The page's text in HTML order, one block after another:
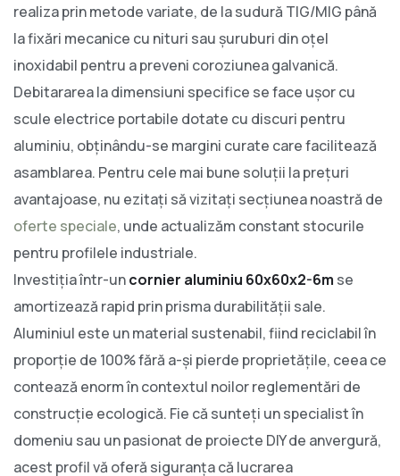
realiza prin metode variate, de la sudură TIG/MIG până
la fixări mecanice cu nituri sau șuruburi din oțel
inoxidabil pentru a preveni coroziunea galvanică.
Debitararea la dimensiuni specifice se face ușor cu
scule electrice portabile dotate cu discuri pentru
aluminiu, obținându-se margini curate care facilitează
asamblarea. Pentru cele mai bune soluții la prețuri
avantajoase, nu ezitați să vizitați secțiunea noastră de
oferte speciale, unde actualizăm constant stocurile
pentru profilele industriale.
Investiția într-uncornier aluminiu 60x60x2-6m se
amortizează rapid prin prisma durabilității sale.
Aluminiul este un material sustenabil, fiind reciclabil în
proporție de 100% fără a-și pierde proprietățile, ceea ce
contează enorm în contextul noilor reglementări de
construcție ecologică. Fie că sunteți un specialist în
domeniu sau un pasionat de proiecte DIY de anvergură,
acest profil vă oferă siguranța că lucrarea